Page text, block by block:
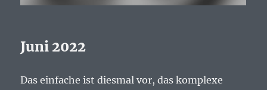
Juni 2022
Das einfache ist diesmal vor, das komplexe